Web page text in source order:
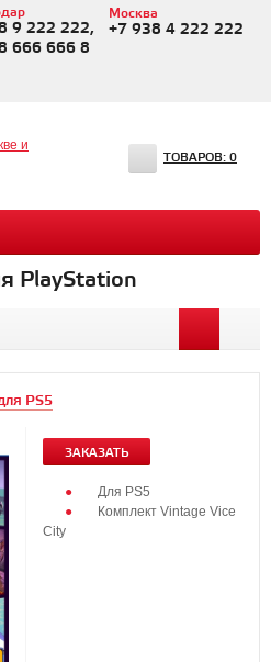
9 222 222,
666 666 8
Москва
+7 938 4 222 222
ТОВАРОВ: 0
PlayStation
PS5
ЗАКАЗАТЬ
Для PS5
Комплект Vintage Vice
City